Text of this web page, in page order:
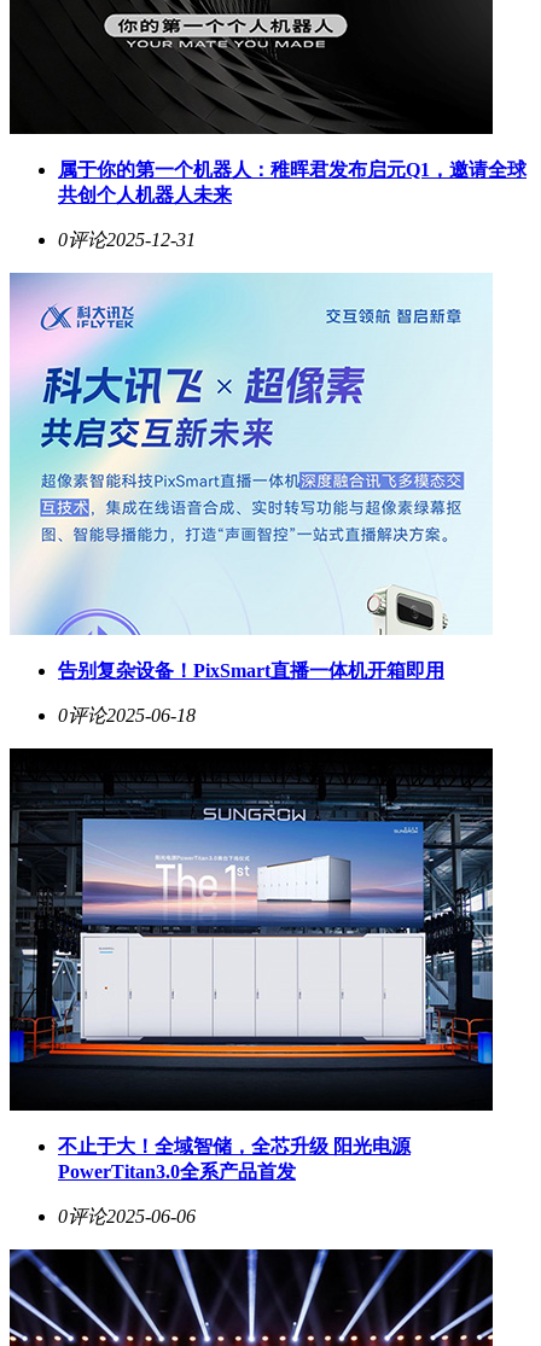
属于你的第一个机器人：稚晖君发布启元Q1，邀请全球
共创个人机器人未来
0评论2025-12-31
告别复杂设备！PixSmart直播一体机开箱即用
0评论2025-06-18
不止于大！全域智储，全芯升级 阳光电源
PowerTitan3.0全系产品首发
0评论2025-06-06